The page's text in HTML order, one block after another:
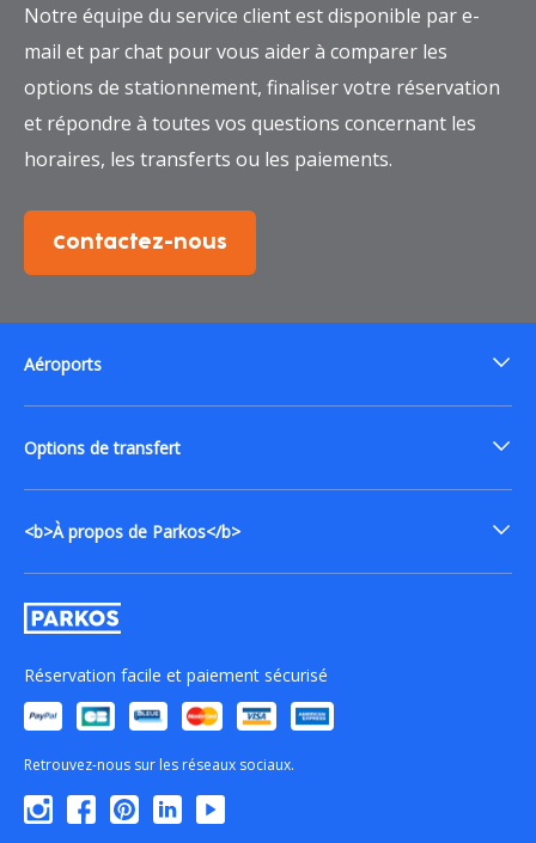
Notre équipe du service client est disponible par e-
mail et par chat pour vous aider à comparer les
options de stationnement, finaliser votre réservation
et répondre à toutes vos questions concernant les
horaires, les transferts ou les paiements.
Contactez-nous
Réservation facile et paiement sécurisé
Retrouvez-nous sur les réseaux sociaux.
Aéroports
Options de transfert
<b>À propos de Parkos</b>